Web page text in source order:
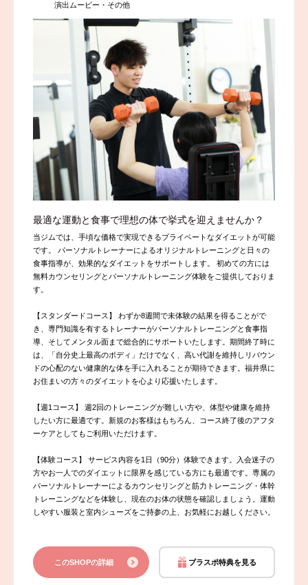
演出ムービー・その他
最適な運動と食事で理想の体で挙式を迎えませんか？
当ジムでは、手頃な価格で実現できるプライベートなダイエットが可能
です。 パーソナルトレーナーによるオリジナルトレーニングと日々の
食事指導が、効果的なダイエットをサポートします。 初めての方には
無料カウンセリングとパーソナルトレーニング体験をご提供しておりま
す。
【スタンダードコース】 わずか8週間で未体験の結果を得ることがで
き、専門知識を有するトレーナーがパーソナルトレーニングと食事指
導、そしてメンタル面まで総合的にサポートいたします。期間終了時に
は、「自分史上最高のボディ」だけでなく、高い代謝を維持しリバウン
ドの心配のない健康的な体を手に入れることが期待できます。福井県に
お住まいの方々のダイエットを心より応援いたします。
【週1コース】 週2回のトレーニングが難しい方や、体型や健康を維持
したい方に最適です。新規のお客様はもちろん、コース終了後のアフタ
ーケアとしてもご利用いただけます。
【体験コース】 サービス内容を1日（90分）体験できます。入会迷子の
方やお一人でのダイエットに限界を感じている方にも最適です。専属の
パーソナルトレーナーによるカウンセリングと筋力トレーニング・体幹
トレーニングなどを体験し、現在のお体の状態を確認しましょう。運動
しやすい服装と室内シューズをご持参の上、お気軽にお越しください。
このSHOPの詳細 ブラスポ特典を見る